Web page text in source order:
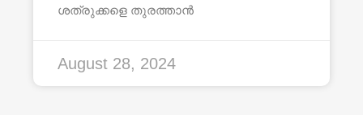
ശത്രുക്കളെ തുരത്താൻ
August 28, 2024